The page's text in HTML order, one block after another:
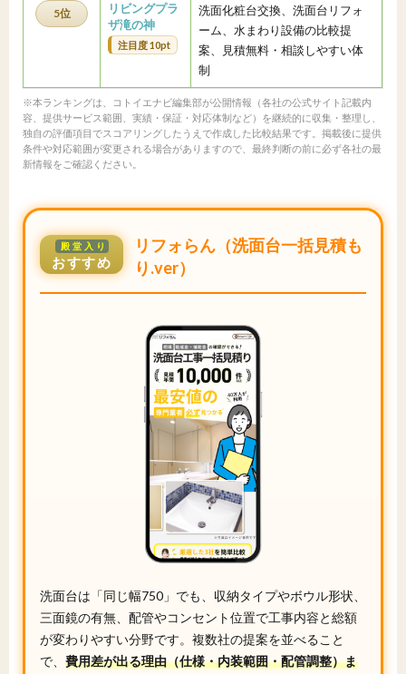
5位
リビングプラ
ザ滝の神
注目度 10pt
洗面化粧台交換、洗面台リフォ
ーム、水まわり設備の比較提
案、見積無料・相談しやすい体
制
※本ランキングは、コトイエナビ編集部が公開情報（各社の公式サイト記載内
容、提供サービス範囲、実績・保証・対応体制など）を継続的に収集・整理し、
独自の評価項目でスコアリングしたうえで作成した比較結果です。掲載後に提供
条件や対応範囲が変更される場合がありますので、最終判断の前に必ず各社の最
新情報をご確認ください。
殿堂入り
おすすめ
リフォらん（洗面台一括見積も
り.ver）
洗面台は「同じ幅750」でも、収納タイプやボウル形状、
三面鏡の有無、配管やコンセント位置で工事内容と総額
が変わりやすい分野です。複数社の提案を並べること
で、 費用差が出る理由（仕様・内装範囲・配管調整）ま